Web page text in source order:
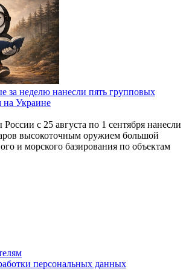
за неделю нанесли пять групповых
на Украине
с 25 августа по 1 сентября нанесли
высокоточным оружием большой
и морского базирования по объектам
персональных данных